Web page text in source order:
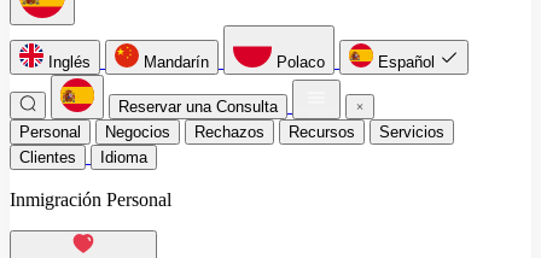
Inglés Mandarín Polaco Español
Reservar una Consulta
Personal
Negocios Rechazos Recursos
Servicios
Clientes
Idioma
Inmigración Personal